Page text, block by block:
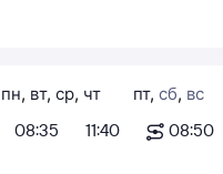
пн, вт, ср, чт
08:35
11:40
пт, сб, вс
08:50